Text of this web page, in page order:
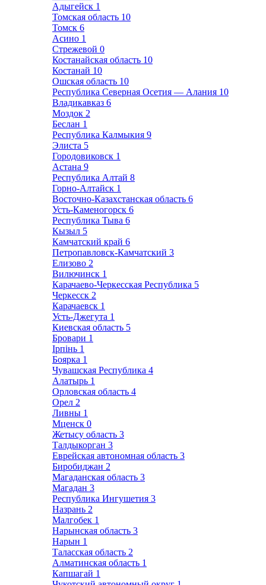
Адыгейск 1
Томская область 10
Томск 6
Асино 1
Стрежевой 0
Костанайская область 10
Костанай 10
Ошская область 10
Республика Северная Осетия — Алания 10
Владикавказ 6
Моздок 2
Беслан 1
Республика Калмыкия 9
Элиста 5
Городовиковск 1
Астана 9
Республика Алтай 8
Горно-Алтайск 1
Восточно-Казахстанская область 6
Усть-Каменогорск 6
Республика Тыва 6
Кызыл 5
Камчатский край 6
Петропавловск-Камчатский 3
Елизово 2
Вилючинск 1
Карачаево-Черкесская Республика 5
Черкесск 2
Карачаевск 1
Усть-Джегута 1
Киевская область 5
Бровари 1
Ірпінь 1
Боярка 1
Чувашская Республика 4
Алатырь 1
Орловская область 4
Орел 2
Ливны 1
Мценск 0
Жетысу область 3
Талдыкорган 3
Еврейская автономная область 3
Биробиджан 2
Магаданская область 3
Магадан 3
Республика Ингушетия 3
Назрань 2
Малгобек 1
Нарынская область 3
Нарын 1
Таласская область 2
Алматинская область 1
Капшагай 1